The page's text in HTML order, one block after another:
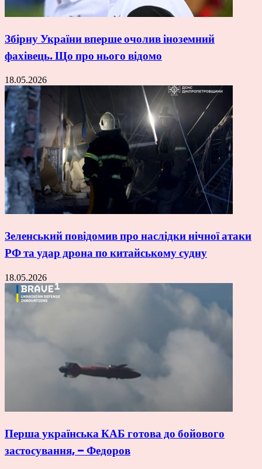
Збірну України вперше очолив іноземний
фахівець. Що про нього відомо
18.05.2026
Зеленський повідомив про наслідки нічної атаки
РФ та удар дрона по китайському судну
18.05.2026
Перша українська КАБ готова до бойового
застосування, – Федоров